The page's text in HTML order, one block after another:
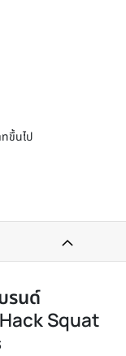
ขึ้นไป
รนด์
Hack Squat